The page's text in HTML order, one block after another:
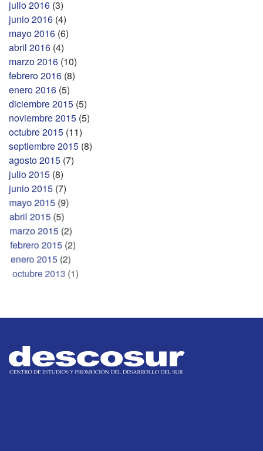
julio 2016 (3)
junio 2016 (4)
mayo 2016 (6)
abril 2016 (4)
marzo 2016 (10)
febrero 2016 (8)
enero 2016 (5)
diciembre 2015 (5)
noviembre 2015 (5)
octubre 2015 (11)
septiembre 2015 (8)
agosto 2015 (7)
julio 2015 (8)
junio 2015 (7)
mayo 2015 (9)
abril 2015 (5)
marzo 2015(2)
febrero 2015(2)
enero 2015(2)
octubre 2013(1)